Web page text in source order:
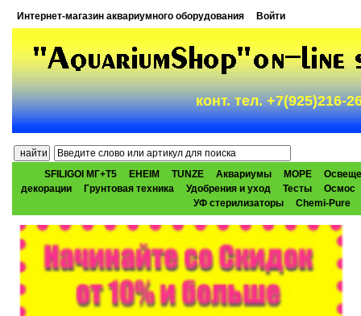
Интернет-магазин аквариумного оборудования Войти
конт. тел. +7(925)216-
SFILIGOI МГ+Т5 EHEIM TUNZE Аквариумы МОРЕ
декорации
Грунтовая техника Удобрения и уход Тесты
Осмос
УФ стерилизаторы
Chemi-Pure